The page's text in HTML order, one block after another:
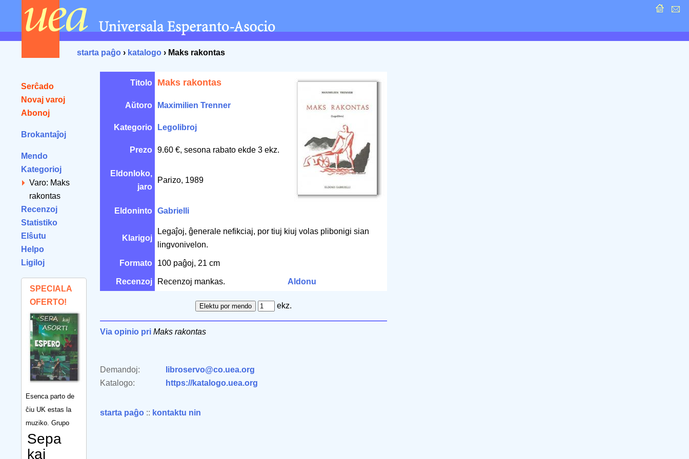
starta paĝo › katalogo › Maks rakontas
Serĉado
Novaj varoj
Abonoj
Brokantaĵoj
Mendo
Kategorioj
Varo: Maks
rakontas
Recenzoj
Statistiko
Elŝutu
Helpo
Ligiloj
SPECIALA
OFERTO!
Esenca parto de
ĉiu UK estas la
muziko. Grupo
Sepa
kaj
Titolo Maks rakontas
Aŭtoro Maximilien Trenner
Kategorio Legolibroj
Prezo 9.60 €, sesona rabato ekde 3 ekz.
Eldonloko,
jaro
Parizo, 1989
Eldoninto Gabrielli
Klarigoj
Legaĵoj, ĝenerale nefikciaj, por tiuj kiuj volas plibonigi sian
lingvonivelon.
Formato 100 paĝoj, 21 cm
Recenzoj Recenzoj mankas. Aldonu
ekz.
Via opinio pri Maks rakontas
Demandoj:
libroservo@co.uea.org
Katalogo:
https://katalogo.uea.org
starta paĝo :: kontaktu nin